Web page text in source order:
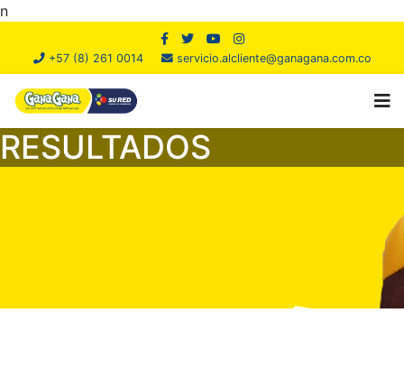
n
+57 (8) 261 0014 servicio.alcliente@ganagana.com.co
RESULTADOS